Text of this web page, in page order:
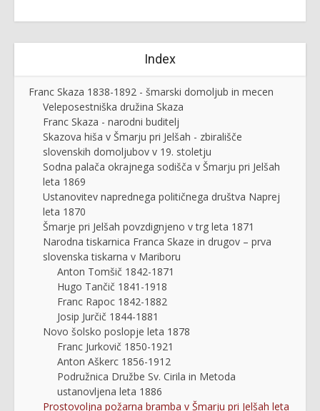
Index
Franc Skaza 1838-1892 - šmarski domoljub in mecen
Veleposestniška družina Skaza
Franc Skaza - narodni buditelj
Skazova hiša v Šmarju pri Jelšah - zbirališče
slovenskih domoljubov v 19. stoletju
Sodna palača okrajnega sodišča v Šmarju pri Jelšah
leta 1869
Ustanovitev naprednega političnega društva Naprej
leta 1870
Šmarje pri Jelšah povzdignjeno v trg leta 1871
Narodna tiskarnica Franca Skaze in drugov – prva
slovenska tiskarna v Mariboru
Anton Tomšič 1842-1871
Hugo Tančič 1841-1918
Franc Rapoc 1842-1882
Josip Jurčič 1844-1881
Novo šolsko poslopje leta 1878
Franc Jurkovič 1850-1921
Anton Aškerc 1856-1912
Podružnica Družbe Sv. Cirila in Metoda
ustanovljena leta 1886
Prostovoljna požarna bramba v Šmarju pri Jelšah leta